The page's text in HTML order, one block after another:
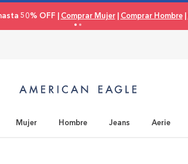
50% OFF | Comprar Mujer| Comprar Hombre|
Mujer Hombre Jeans Aerie